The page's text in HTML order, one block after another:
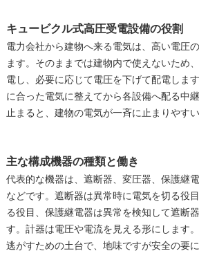
キュービクル式高圧受電設備の役割
電力会社から建物へ来る電気は、高い電圧
ます。そのままでは建物内で使えないため
電し、必要に応じて電圧を下げて配電しま
に合った電気に整えてから各設備へ配る中
止まると、建物の電気が一斉に止まりやす
主な構成機器の種類と働き
代表的な機器は、遮断器、変圧器、保護継
などです。遮断器は異常時に電気を切る役
る役目、保護継電器は異常を検知して遮断
す。計器は電圧や電流を見える形にします
逃がすための土台で、地味ですが安全の要に